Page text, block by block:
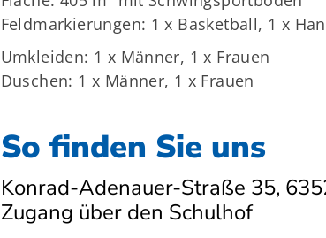
Feldmarkierungen: 1 x Basketball, 1 x
Umkleiden: 1 x Männer, 1 x Frauen
Duschen: 1 x Männer, 1 x Frauen
So finden Sie uns
Konrad-Adenauer-Straße 35,
Zugang über den Schulhof